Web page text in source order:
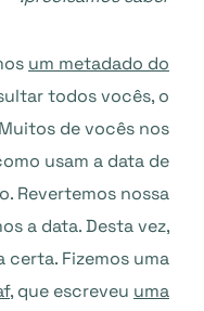
um metadado do
todos vocês, o
de vocês nos
usam a data de
Revertemos nossa
a data. Desta vez,
certa. Fizemos uma
, que escreveu uma